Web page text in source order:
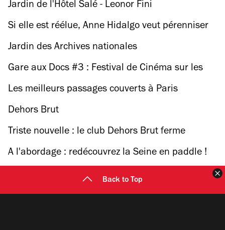
Jardin de l'Hôtel Salé - Leonor Fini
Si elle est réélue, Anne Hidalgo veut pérenniser
les 50 km de pistes cyclables provisoires
Jardin des Archives nationales
Gare aux Docs #3 : Festival de Cinéma sur les
Rails
Les meilleurs passages couverts à Paris
Dehors Brut
Triste nouvelle : le club Dehors Brut ferme
définitivement ses portes
A l'abordage : redécouvrez la Seine en paddle !
Back to Top